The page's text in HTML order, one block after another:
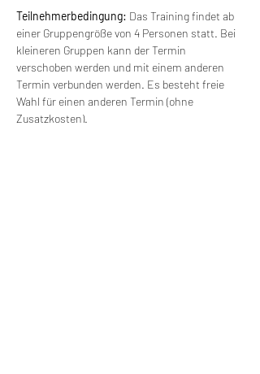
Teilnehmerbedingung: Das Training findet ab
einer Gruppengröße von 4 Personen statt. Bei
kleineren Gruppen kann der Termin
verschoben werden und mit einem anderen
Termin verbunden werden. Es besteht freie
Wahl für einen anderen Termin (ohne
Zusatzkosten).